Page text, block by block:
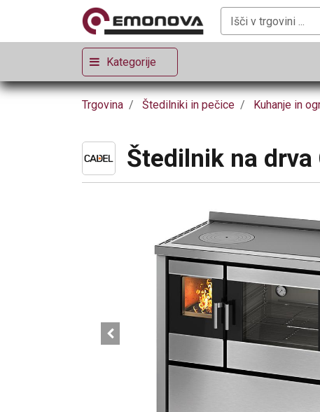
Kategorije
Trgovina Štedilniki in pečice Kuhanje in
Štedilnik na drva